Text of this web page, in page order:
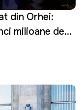
din Orhei:
milioane de